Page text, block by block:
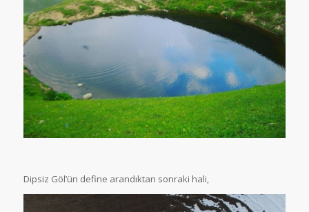
Dipsiz Göl’ün define arandıktan sonraki hali,